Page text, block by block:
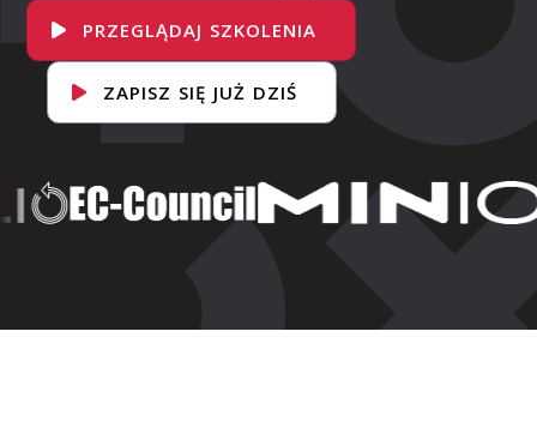
PRZEGLĄDAJ SZKOLENIA
ZAPISZ SIĘ JUŻ DZIŚ